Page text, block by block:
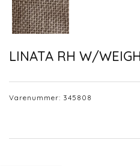
LINATA RH W/
Varenummer: 345808